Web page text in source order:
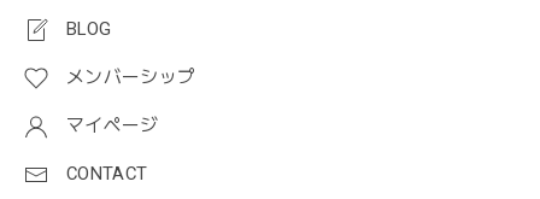
BLOG
メンバーシップ
マイページ
CONTACT